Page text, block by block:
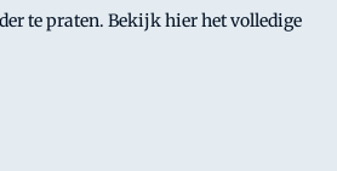
te praten. Bekijk hier het volledige